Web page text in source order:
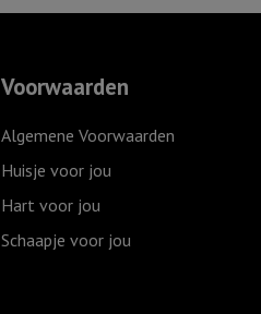
Voorwaarden
Algemene Voorwaarden
Huisje voor jou
Hart voor jou
Schaapje voor jou